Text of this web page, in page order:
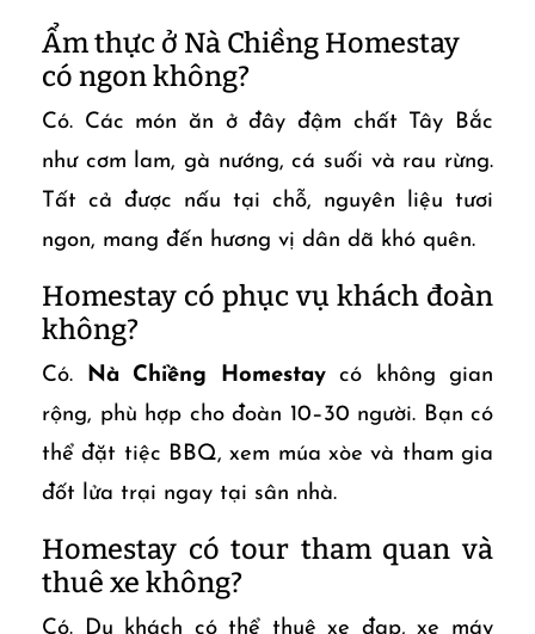
Ẩm thực ở Nà Chiềng Homestay
có ngon không?
Có. Các món ăn ở đây đậm chất Tây Bắc
như cơm lam, gà nướng, cá suối và rau rừng.
Tất cả được nấu tại chỗ, nguyên liệu tươi
ngon, mang đến hương vị dân dã khó quên.
Homestay có phục vụ khách đoàn
không?
Có. Nà Chiềng Homestaycó không gian
rộng, phù hợp cho đoàn 10–30 người. Bạn có
thể đặt tiệc BBQ, xem múa xòe và tham gia
đốt lửa trại ngay tại sân nhà.
Homestay có tour tham quan và
thuê xe không?
Có. Du khách có thể thuê xe đạp, xe máy